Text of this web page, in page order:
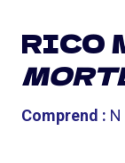
RICO
Comprend : N